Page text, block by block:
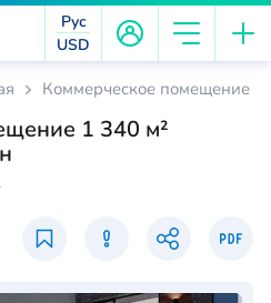
Рус
USD
Коммерческое помещение 1
1 340 м²